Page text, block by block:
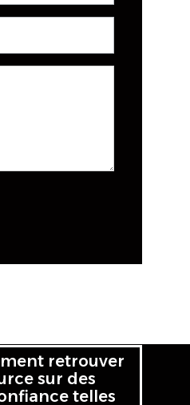
retrouver
sur des
telles